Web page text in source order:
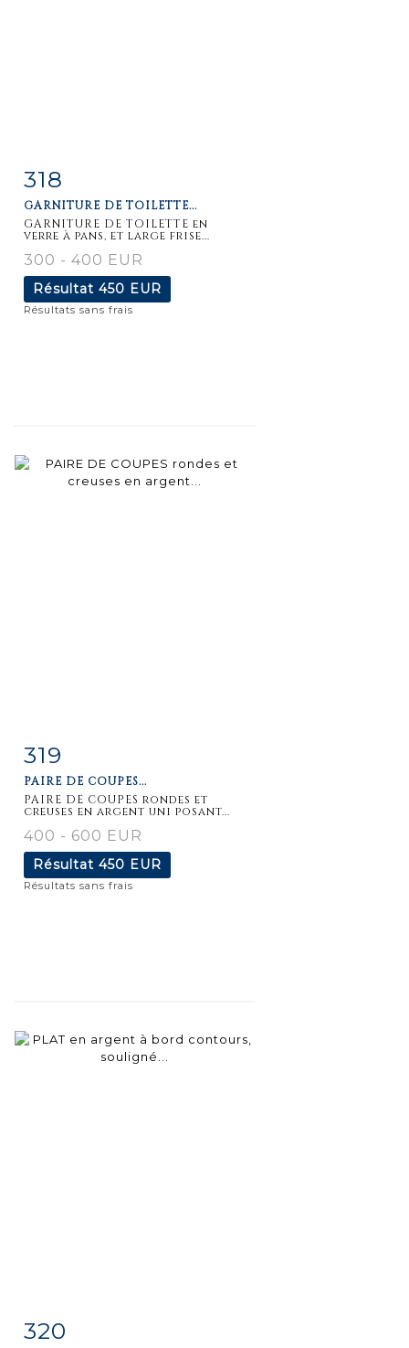
détaillée
318
GARNITURE DE TOILETTE...
GARNITURE DE TOILETTE en
verre à pans, et large frise...
300 - 400 EUR
Résultat 450 EUR
Résultats sans frais
319
PAIRE DE COUPES...
PAIRE DE COUPES rondes et
creuses en argent uni posant...
400 - 600 EUR
Résultat 450 EUR
Résultats sans frais
Fiche
320